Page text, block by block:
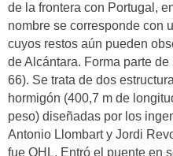
de la frontera con Portugal,
nombre se corresponde con
cuyos restos aún pueden
de Alcántara. Forma parte
66). Se trata de dos
hormigón (400,7 m de
peso) diseñadas por los
Antonio Llombart y Jordi
fue OHL. Entró el puente en